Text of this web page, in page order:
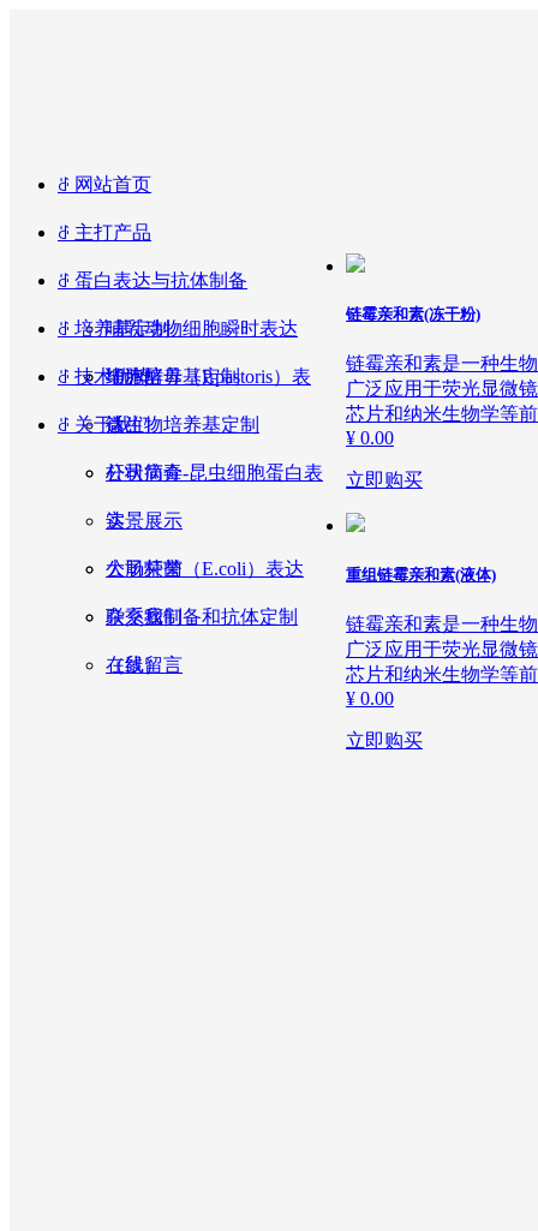
ꁕ 网站首页
ꁕ 主打产品
ꁕ 蛋白表达与抗体制备
哺乳动物细胞瞬时表达
毕赤酵母（P.pastoris）表
达
杆状病毒-昆虫细胞蛋白表
达
大肠杆菌（E.coli）表达
杂交瘤制备和抗体定制
（鼠）
ꁕ 培养基定制
细胞培养基定制
微生物培养基定制
ꁕ 技术优势
ꁕ 关于我们
公司简介
实景展示
公司荣誉
联系我们
在线留言
链霉亲和素(冻干粉)
链霉亲和素是一种生
广泛应用于荧光显微
芯片和纳米生物学等
¥ 0.00
立即购买
重组链霉亲和素(液体)
链霉亲和素是一种生
广泛应用于荧光显微
芯片和纳米生物学等
¥ 0.00
立即购买